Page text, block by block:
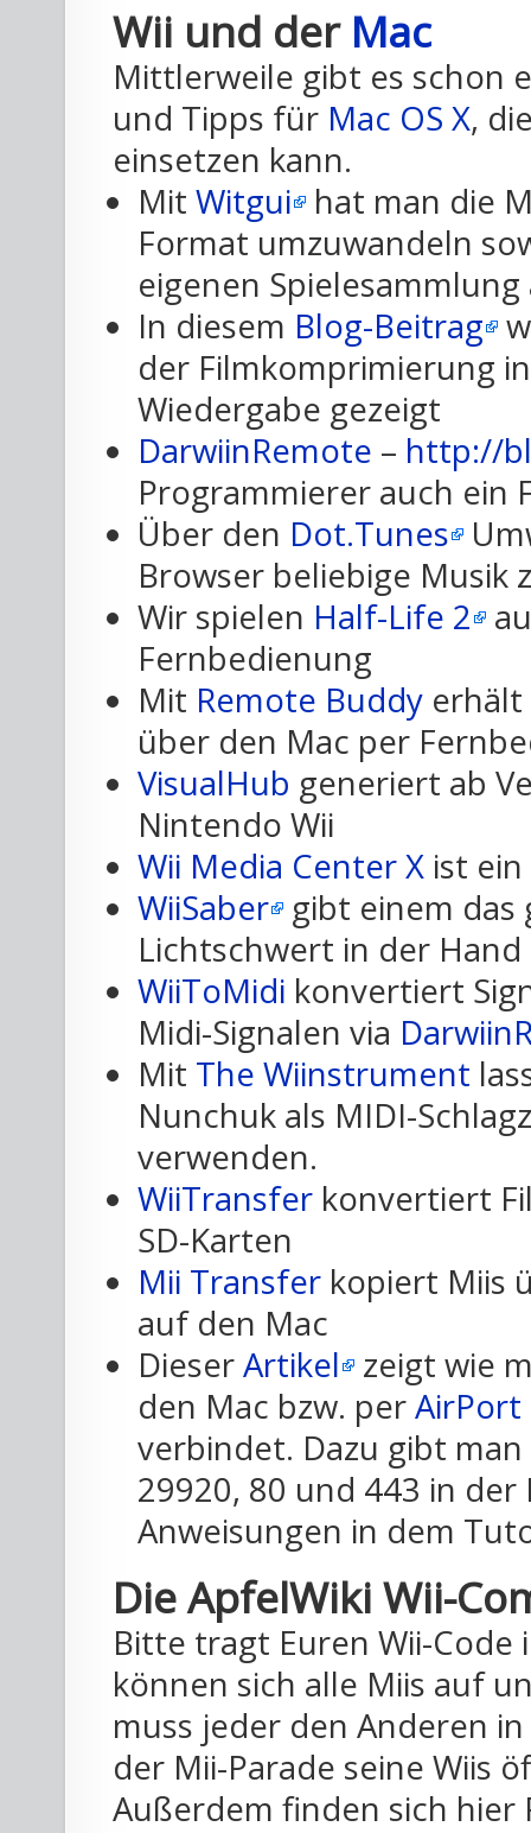
Wii und der Mac
Mittlerweile gibt es schon
und Tipps für Mac OS X,
einsetzen kann.
Mit Witgui hat man die
Format umzuwandeln
eigenen
In diesem Blog-Beitrag
der Filmkomprimierung
Wiedergabe gezeigt
DarwiinRemote – http://
Programmierer auch ein
Über den Dot.Tunes
Browser beliebige Musik
Wir spielen Half-Life 2
Fernbedienung
Mit Remote Buddy
über den Mac per
VisualHub generiert ab
Nintendo Wii
Wii Media Center X ist
WiiSaber gibt einem das
Lichtschwert in der
WiiToMidi konvertiert
Midi-Signalen via
Mit The Wiinstrument
Nunchuk als MIDI-
verwenden.
WiiTransfer konvertiert
SD-Karten
Mii Transfer kopiert Miis
auf den Mac
DieserArtikel zeigt wie
den Mac bzw. perAirPort
verbindet. Dazu gibt
29920, 80 und 443 in der
Anweisungen in dem
Die ApfelWiki Wii-
Bitte tragt Euren Wii-
können sich alle Miis auf
muss jeder den Anderen
der Mii-Parade seine Wiis
Außerdem finden sich hier